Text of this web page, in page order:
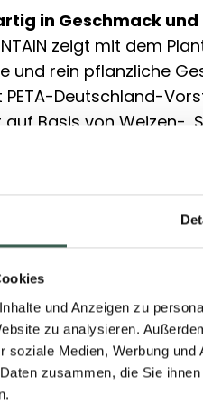
und Anzeigen zu
zu analysieren.
soziale Medien, Werbung
zusammen, die Sie
in Geschmack
zeigt mit dem
und rein pflanzliche
PETA-Deutschland-
auf Basis von Weizen-
werden.
außergewöhnlichen
PETA-
ist gut für die Tiere,
Unternehmen der
Beispiel folgen